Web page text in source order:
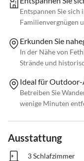
Entspannen Sie
Familienvergnügen
Erkunden Sie
In der Nähe von
Strände und
Ideal für
Betreiben Sie
wenige Minuten
Ausstattung
3 Schlafzimmer